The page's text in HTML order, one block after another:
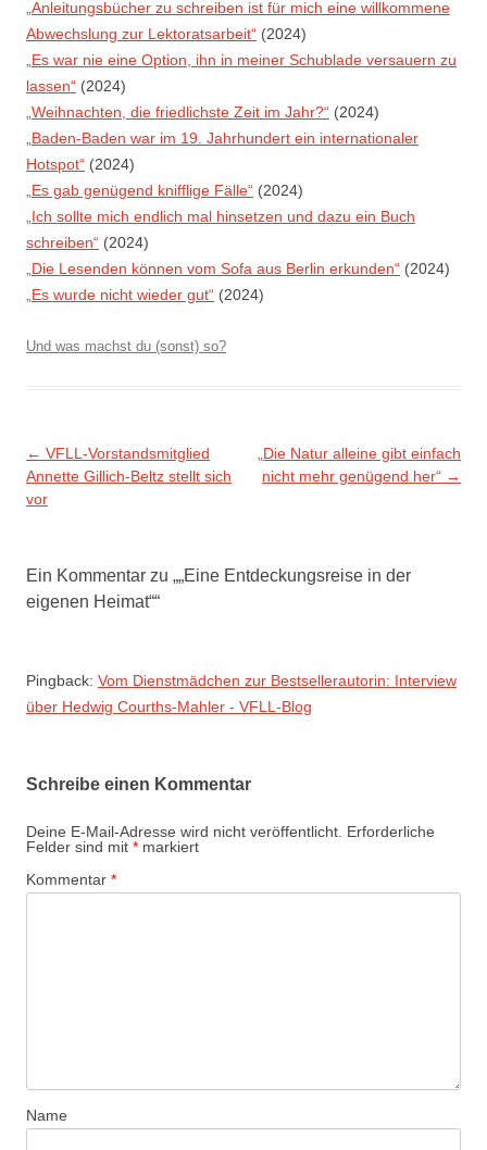
„Anleitungsbücher zu schreiben ist für mich eine willkommene
Abwechslung zur Lektoratsarbeit“ (2024)
„Es war nie eine Option, ihn in meiner Schublade versauern zu
lassen“ (2024)
„Weihnachten, die friedlichste Zeit im Jahr?“ (2024)
„Baden-Baden war im 19. Jahrhundert ein internationaler
Hotspot“ (2024)
„Es gab genügend knifflige Fälle“ (2024)
„Ich sollte mich endlich mal hinsetzen und dazu ein Buch
schreiben“ (2024)
„Die Lesenden können vom Sofa aus Berlin erkunden“ (2024)
„Es wurde nicht wieder gut“ (2024)
Und was machst du (sonst) so?
Beitragsnavigation
← VFLL-Vorstandsmitglied
Annette Gillich-Beltz stellt sich
vor
„Die Natur alleine gibt einfach
nicht mehr genügend her“ →
Ein Kommentar zu „„Eine Entdeckungsreise in der
eigenen Heimat““
Pingback: Vom Dienstmädchen zur Bestsellerautorin: Interview
über Hedwig Courths-Mahler - VFLL-Blog
Schreibe einen Kommentar
Deine E-Mail-Adresse wird nicht veröffentlicht. Erforderliche
Felder sind mit * markiert
Kommentar *
Name